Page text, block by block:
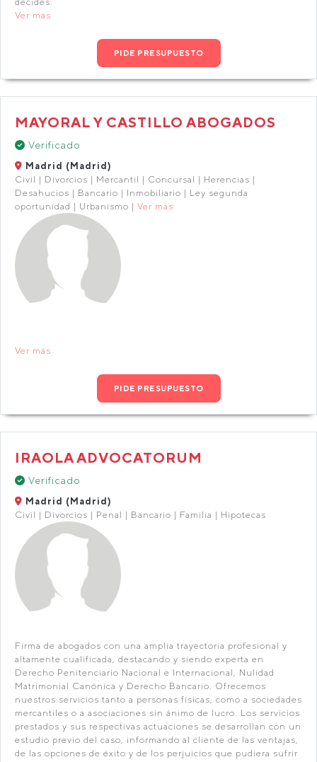
Ver más
PIDE PRESUPUESTO
MAYORAL Y CASTILLO ABOGADOS
Verificado
Madrid (Madrid)
Civil | Divorcios | Mercantil | Concursal | Herencias |
Desahucios | Bancario | Inmobiliario | Ley segunda
oportunidad | Urbanismo | Ver más
Ver más
PIDE PRESUPUESTO
IRAOLA ADVOCATORUM
Verificado
Madrid (Madrid)
Civil | Divorcios | Penal | Bancario | Familia | Hipotecas
Firma de abogados con una amplia trayectoria profesional y
altamente cualificada, destacando y siendo experta en
Derecho Penitenciario Nacional e Internacional, Nulidad
Matrimonial Canónica y Derecho Bancario. Ofrecemos
nuestros servicios tanto a personas físicas, como a sociedades
mercantiles o a asociaciones sin ánimo de lucro. Los servicios
prestados y sus respectivas actuaciones se desarrollan con un
estudio previo del caso, informando al cliente de las ventajas,
de las opciones de éxito y de los perjuicios que pudiera sufrir